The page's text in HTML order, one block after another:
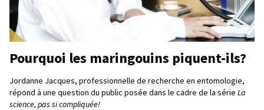
Pourquoi les maringouins piquent-ils?
Jordanne Jacques, professionnelle de recherche en entomologie,
répond à une question du public posée dans le cadre de la série La
science, pas si compliquée!